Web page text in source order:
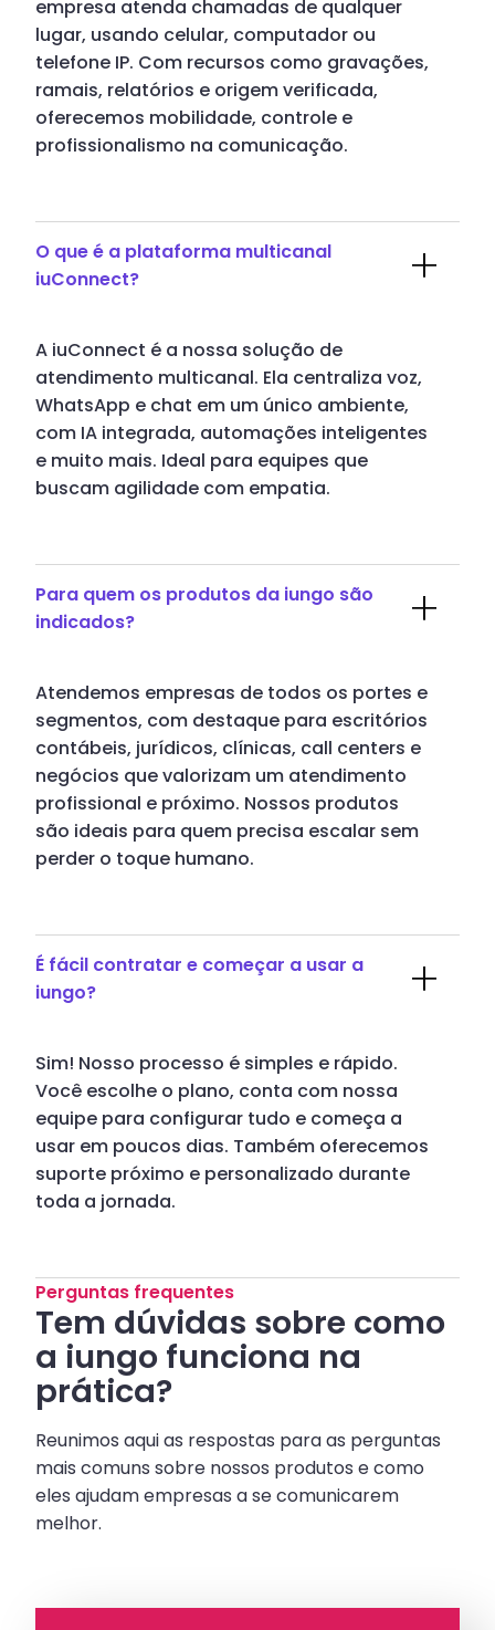
Perguntas frequentes
Tem dúvidas sobre como
a iungo funciona na
prática?
Reunimos aqui as respostas para as perguntas
mais comuns sobre nossos produtos e como
eles ajudam empresas a se comunicarem
melhor.
empresa atenda chamadas de qualquer
lugar, usando celular, computador ou
telefone IP. Com recursos como gravações,
ramais, relatórios e origem verificada,
oferecemos mobilidade, controle e
profissionalismo na comunicação.
O que é a plataforma multicanal
iuConnect?
A iuConnect é a nossa solução de
atendimento multicanal. Ela centraliza voz,
WhatsApp e chat em um único ambiente,
com IA integrada, automações inteligentes
e muito mais. Ideal para equipes que
buscam agilidade com empatia.
Para quem os produtos da iungo são
indicados?
Atendemos empresas de todos os portes e
segmentos, com destaque para escritórios
contábeis, jurídicos, clínicas, call centers e
negócios que valorizam um atendimento
profissional e próximo. Nossos produtos
são ideais para quem precisa escalar sem
perder o toque humano.
É fácil contratar e começar a usar a
iungo?
Sim! Nosso processo é simples e rápido.
Você escolhe o plano, conta com nossa
equipe para configurar tudo e começa a
usar em poucos dias. Também oferecemos
suporte próximo e personalizado durante
toda a jornada.